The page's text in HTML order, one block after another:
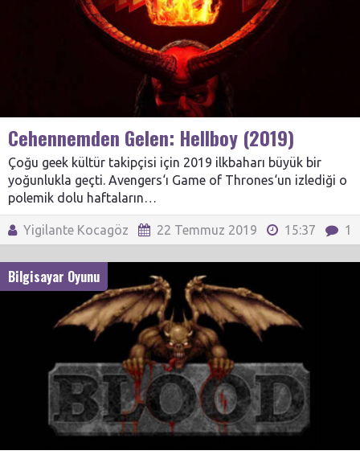
Cehennemden Gelen: Hellboy (2019)
Çoğu geek kültür takipçisi için 2019 ilkbaharı büyük bir
yoğunlukla geçti. Avengers‘ı Game of Thrones‘un izlediği o
polemik dolu haftaların…
Yigilante Kocagöz 22 Temmuz 2019 15:37 1
Bilgisayar Oyunu